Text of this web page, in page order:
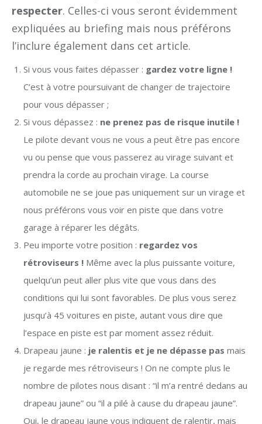
respecter. Celles-ci vous seront évidemment
expliquées au briefing mais nous préférons
l’inclure également dans cet article.
Si vous vous faites dépasser : gardez votre ligne !
C’est à votre poursuivant de changer de trajectoire
pour vous dépasser ;
Si vous dépassez : ne prenez pas de risque inutile !
Le pilote devant vous ne vous a peut être pas encore
vu ou pense que vous passerez au virage suivant et
prendra la corde au prochain virage. La course
automobile ne se joue pas uniquement sur un virage et
nous préférons vous voir en piste que dans votre
garage à réparer les dégâts.
Peu importe votre position : regardez vos
rétroviseurs ! Même avec la plus puissante voiture,
quelqu’un peut aller plus vite que vous dans des
conditions qui lui sont favorables. De plus vous serez
jusqu’à 45 voitures en piste, autant vous dire que
l’espace en piste est par moment assez réduit.
Drapeau jaune : je ralentis et je ne dépasse pas mais
je regarde mes rétroviseurs ! On ne compte plus le
nombre de pilotes nous disant : “il m’a rentré dedans au
drapeau jaune” ou “il a pilé à cause du drapeau jaune”.
Oui, le drapeau jaune vous indiquent de ralentir, mais